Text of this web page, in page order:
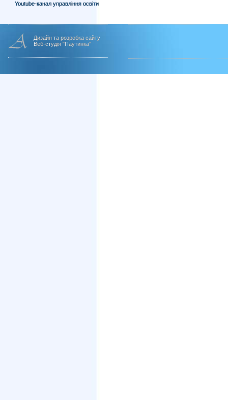
Youtube-канал управління освіти
Дизайн та розробка сайту
Веб-студія "Паутинка"